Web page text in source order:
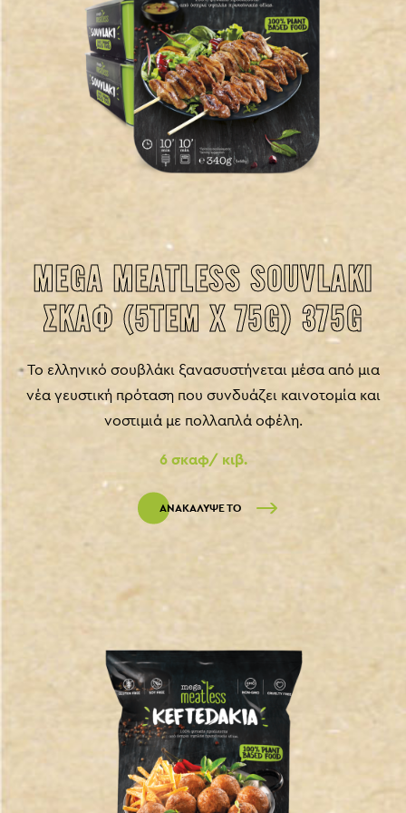
MEGA MEATLESS SOUVLAKI
ΣΚΑΦ (5ΤΕΜ X 75G) 375G
Το ελληνικό σουβλάκι ξανασυστήνεται μέσα από μια
νέα γευστική πρόταση που συνδυάζει καινοτομία και
νοστιμιά με πολλαπλά οφέλη.
6 σκαφ/ κιβ.
ΑΝΑΚΑΛΥΨΕ ΤΟ